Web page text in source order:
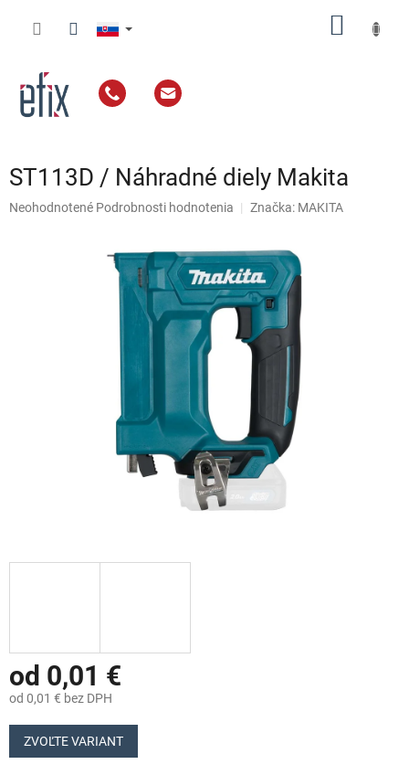
ST113D / Náhradné diely Makita
Priemerné
Neohodnotené Podrobnosti hodnotenia Značka: MAKITA
od 0,01 €
od 0,01 € bez DPH
Jednotková
cena:
ZVOĽTE VARIANT